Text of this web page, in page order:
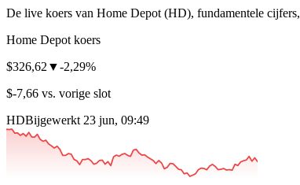
De live koers van Home Depot (HD), fundamentele
Home Depot koers
$326,62 ▼-2,29%
$-7,66 vs. vorige slot
HDBijgewerkt 23 jun, 09:49